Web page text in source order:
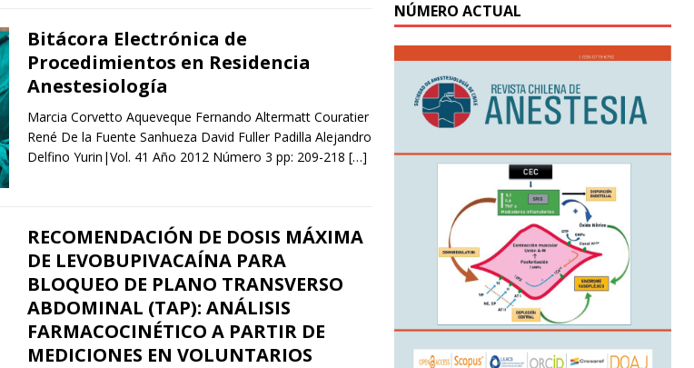
Bitácora Electrónica de
Procedimientos en Residencia
Anestesiología
Marcia Corvetto Aqueveque Fernando Altermatt Couratier
René De la Fuente Sanhueza David Fuller Padilla Alejandro
Delfino Yurin|Vol. 41 Año 2012 Número 3 pp: 209-218 […]
RECOMENDACIÓN DE DOSIS MÁXIMA
DE LEVOBUPIVACAÍNA PARA
BLOQUEO DE PLANO TRANSVERSO
ABDOMINAL (TAP): ANÁLISIS
FARMACOCINÉTICO A PARTIR DE
MEDICIONES EN VOLUNTARIOS
NÚMERO ACTUAL